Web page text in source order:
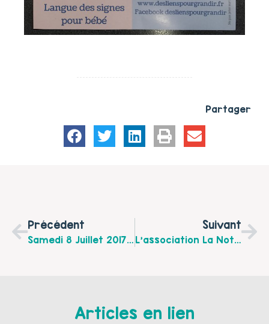
Partager
Précédent
Samedi 8 Juillet 2017 La Ludo-Bibilo D’Aire Sur La Lys Propose L’heure Du Conte Aux Parents Et Aux Enfants De 0 À 6 Ans
Suivant
L’association La Note Bleue Vous Attends, Parents, Enfants, Au Bôbar Tout L’été Pour Papoter, Jouer Et Grignoter…
Articles en lien